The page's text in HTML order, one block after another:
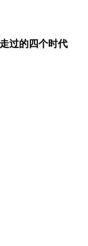
过的四个时代